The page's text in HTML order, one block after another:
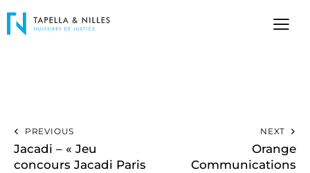
PREVIOUS
Jacadi – « Jeu
concours Jacadi Paris
NEXT
Orange
Communications